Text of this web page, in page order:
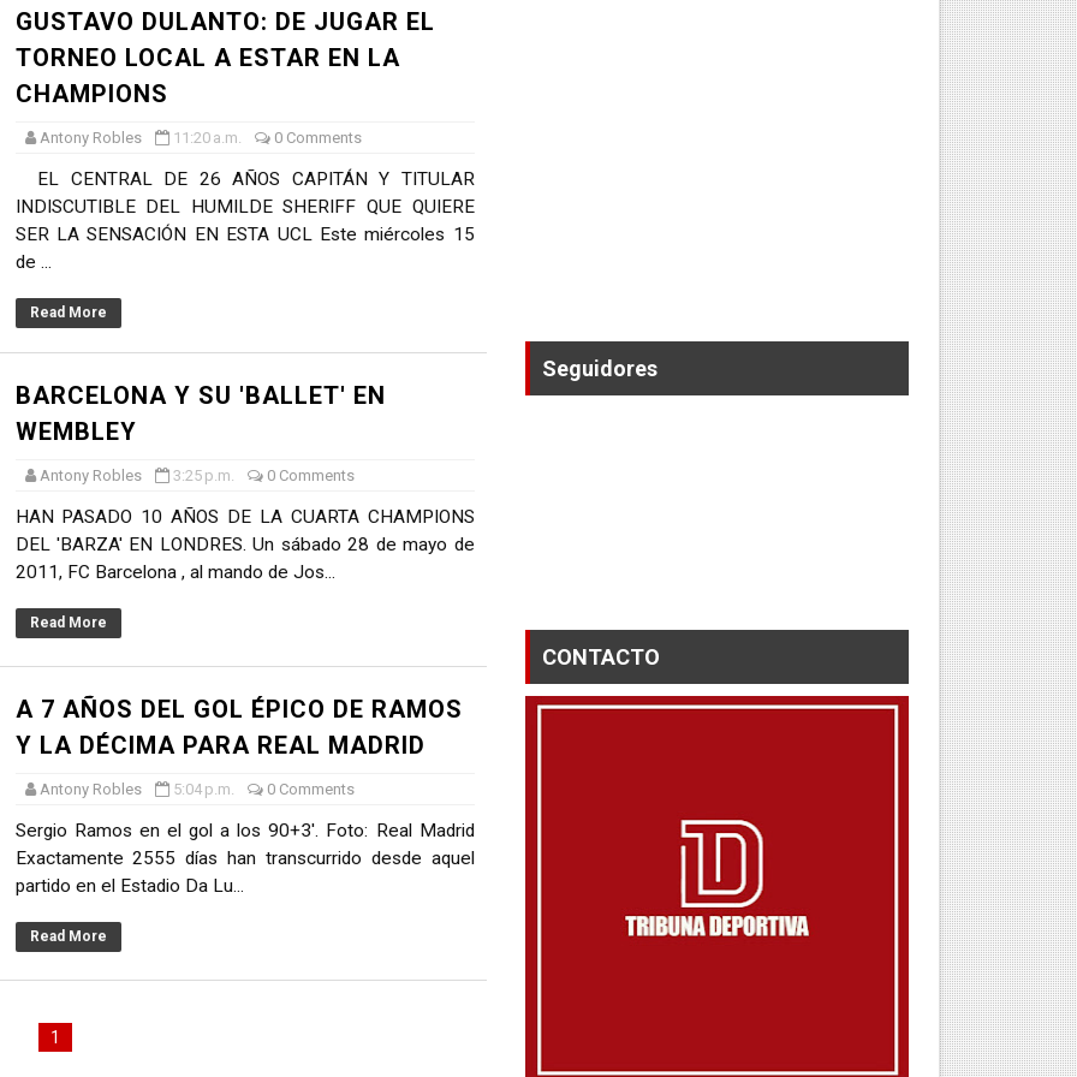
DEL RONEX 2025 SERÁ ESTE 30 DE NOVIEMBRE
la Primavera del Rally Mobil Perú
PRIMER GOLPE Y SUEÑA CON EL ASCENSO
U20 Y NUEVO RÉCORD NACIONAL
MONTES, CASTRO Y RODRÍGUEZ SE IMPONEN EN LA ELECTRIZANTE SEGUNDA FECHA DEL RONEX
GUSTAVO DULANTO: DE JUGAR EL
TORNEO LOCAL A ESTAR EN LA
CHAMPIONS
Antony Robles 11:20 a.m. 0 Comments
EL CENTRAL DE 26 AÑOS CAPITÁN Y TITULAR
INDISCUTIBLE DEL HUMILDE SHERIFF QUE QUIERE
SER LA SENSACIÓN EN ESTA UCL Este miércoles 15
de ...
Read More
BARCELONA Y SU 'BALLET' EN
WEMBLEY
Antony Robles 3:25 p.m. 0 Comments
HAN PASADO 10 AÑOS DE LA CUARTA CHAMPIONS
DEL 'BARZA' EN LONDRES. Un sábado 28 de mayo de
2011, FC Barcelona , al mando de Jos...
Read More
A 7 AÑOS DEL GOL ÉPICO DE RAMOS
Y LA DÉCIMA PARA REAL MADRID
Antony Robles 5:04 p.m. 0 Comments
Sergio Ramos en el gol a los 90+3'. Foto: Real Madrid
Exactamente 2555 días han transcurrido desde aquel
partido en el Estadio Da Lu...
Read More
1
Seguidores
CONTACTO